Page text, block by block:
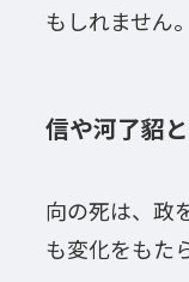
もしれません。
信や河了貂
向の死は、政
も変化をもた